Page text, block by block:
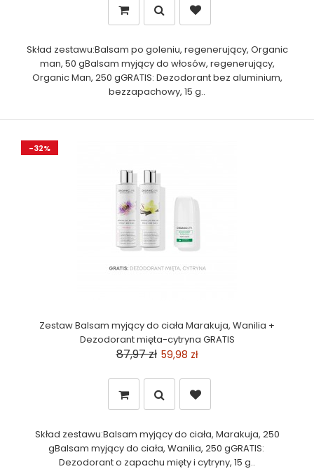
Skład zestawu:Balsam po goleniu, regenerujący, Organic
man, 50 gBalsam myjący do włosów, regenerujący,
Organic Man, 250 gGRATIS: Dezodorant bez aluminium,
bezzapachowy, 15 g..
-32%
Zestaw Balsam myjący do ciała Marakuja, Wanilia +
Dezodorant mięta-cytryna GRATIS
87,97 zł 59,98 zł
Skład zestawu:Balsam myjący do ciała, Marakuja, 250
gBalsam myjący do ciała, Wanilia, 250 gGRATIS:
Dezodorant o zapachu mięty i cytryny, 15 g..